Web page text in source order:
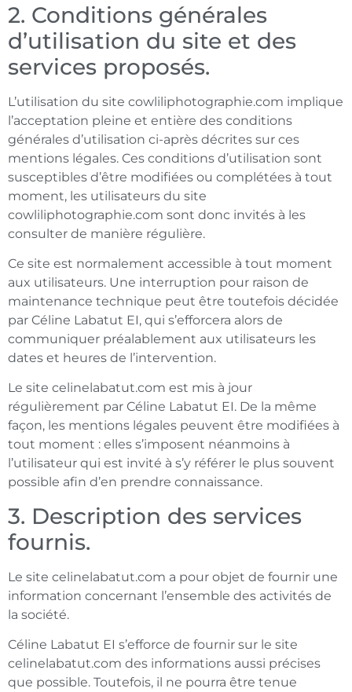
2. Conditions générales
d’utilisation du site et des
services proposés.
L’utilisation du site cowliliphotographie.com implique
l’acceptation pleine et entière des conditions
générales d’utilisation ci-après décrites sur ces
mentions légales. Ces conditions d’utilisation sont
susceptibles d’être modifiées ou complétées à tout
moment, les utilisateurs du site
cowliliphotographie.com sont donc invités à les
consulter de manière régulière.
Ce site est normalement accessible à tout moment
aux utilisateurs. Une interruption pour raison de
maintenance technique peut être toutefois décidée
par Céline Labatut EI, qui s’efforcera alors de
communiquer préalablement aux utilisateurs les
dates et heures de l’intervention.
Le site celinelabatut.com est mis à jour
régulièrement par Céline Labatut EI. De la même
façon, les mentions légales peuvent être modifiées à
tout moment : elles s’imposent néanmoins à
l’utilisateur qui est invité à s’y référer le plus souvent
possible afin d’en prendre connaissance.
3. Description des services
fournis.
Le site celinelabatut.com a pour objet de fournir une
information concernant l’ensemble des activités de
la société.
Céline Labatut EI s’efforce de fournir sur le site
celinelabatut.com des informations aussi précises
que possible. Toutefois, il ne pourra être tenue